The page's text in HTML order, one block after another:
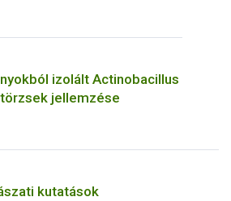
izolált Actinobacillus
jellemzése
kutatások